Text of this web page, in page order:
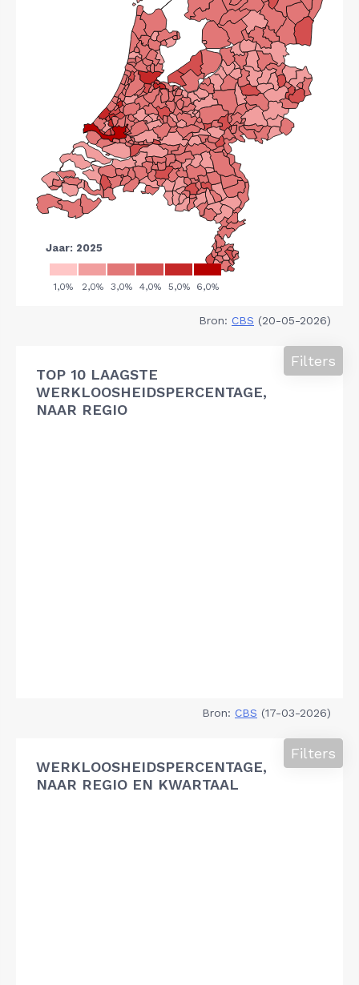
Bron: CBS (20-05-2026)
TOP 10 LAAGSTE
WERKLOOSHEIDSPERCENTAGE,
NAAR REGIO
Filters
Bron: CBS (17-03-2026)
WERKLOOSHEIDSPERCENTAGE,
NAAR REGIO EN KWARTAAL
Filters